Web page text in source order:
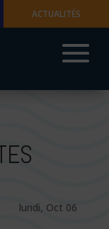
ACTUALITÉS
lundi, Oct 06